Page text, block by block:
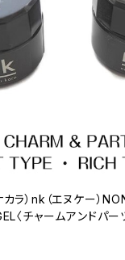
ラ）nk（エヌケー）
〈チャームアンドパー